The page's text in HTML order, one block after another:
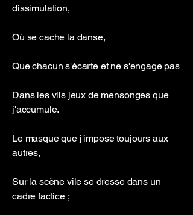
dissimulation,
Où se cache la danse,
Que chacun s'écarte et ne s'engage pas
Dans les vils jeux de mensonges que
j'accumule.
Le masque que j'impose toujours aux
autres,
Sur la scène vile se dresse dans un
cadre factice ;